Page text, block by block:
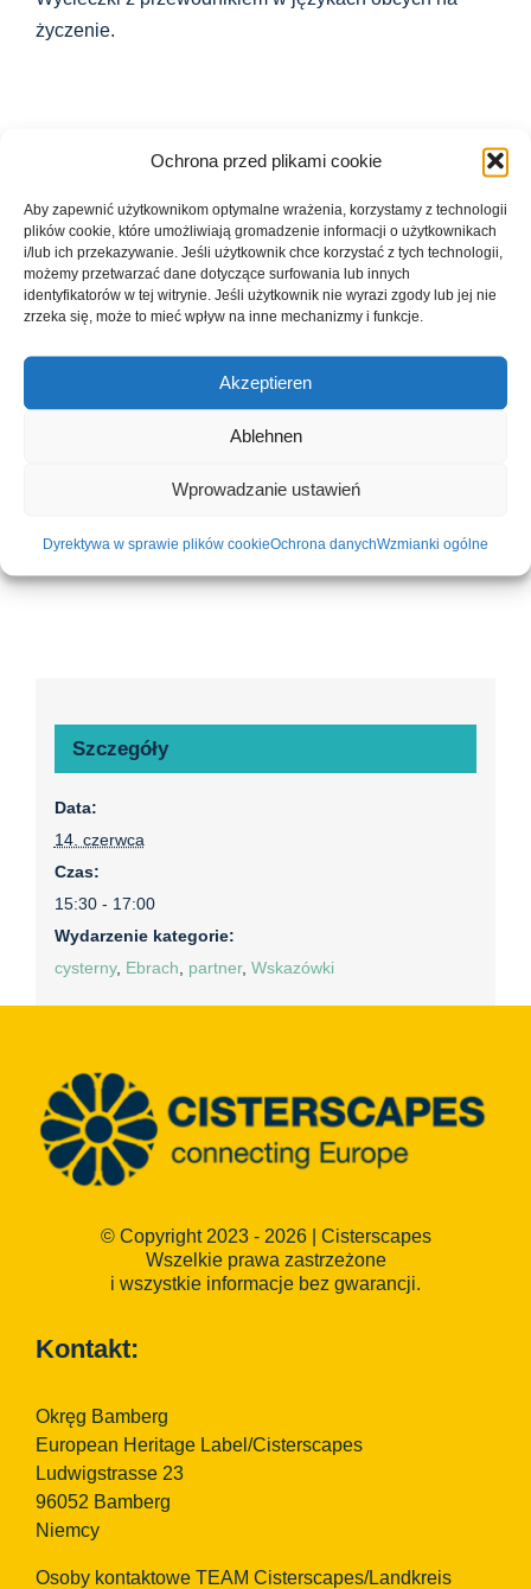
Ochrona przed plikami cookie
Aby zapewnić użytkownikom optymalne wrażenia, korzystamy z technologii
plików cookie, które umożliwiają gromadzenie informacji o użytkownikach
i/lub ich przekazywanie. Jeśli użytkownik chce korzystać z tych technologii,
możemy przetwarzać dane dotyczące surfowania lub innych
identyfikatorów w tej witrynie. Jeśli użytkownik nie wyrazi zgody lub jej nie
zrzeka się, może to mieć wpływ na inne mechanizmy i funkcje.
Akzeptieren
Ablehnen
Wprowadzanie ustawień
Dyrektywa w sprawie plików cookieOchrona danychWzmianki ogólne
życzenie.
Diesen Beitrag teilen...
Facebook
X LinkedInWhatsAppTelegramE-
mail
MIĘDZYNARODOWE
KONCERTY
ORGANOWE EBRACH:
(organista tytularny, Saint-
Sulpice, Paryż)
Szczegóły
Data:
14. czerwca
Czas:
15:30 - 17:00
Wydarzenie kategorie:
cysterny, Ebrach, partner, Wskazówki
© Copyright 2023 - 2026 | Cisterscapes
Wszelkie prawa zastrzeżone
i wszystkie informacje bez gwarancji.
Kontakt:
Okręg Bamberg
European Heritage Label/Cisterscapes
Ludwigstrasse 23
96052 Bamberg
Niemcy
Osoby kontaktowe TEAM Cisterscapes/Landkreis